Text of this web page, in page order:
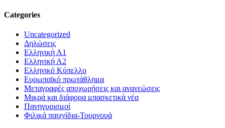
Categories
Uncategorized
Δηλώσεις
Ελληνική Α1
Ελληνική Α2
Ελληνικό Κύπελλο
Ευρωπαϊκό πρωτάθλημα
Μεταγραφές αποχωρήσεις και ανανεώσεις
Μικρά και διάφορα μπασκετικά νέα
Πανηγυρισμοί
Φιλικά παιχνίδια-Τουρνουά